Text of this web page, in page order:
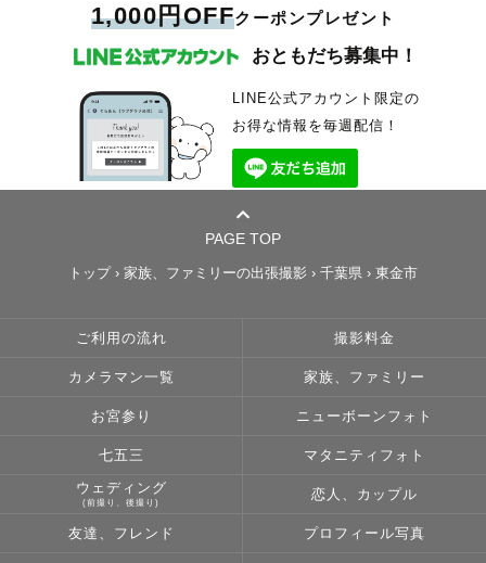
1,000円OFFクーポンプレゼント
おともだち募集中！
LINE公式アカウント限定の
お得な情報を毎週配信！
PAGE TOP
トップ› 家族、ファミリーの出張撮影 › 千葉県 › 東金市
ご利用の流れ 撮影料金
カメラマン一覧 家族、ファミリー
お宮参り ニューボーンフォト
七五三 マタニティフォト
ウェディング
(前撮り、後撮り)
恋人、カップル
友達、フレンド プロフィール写真